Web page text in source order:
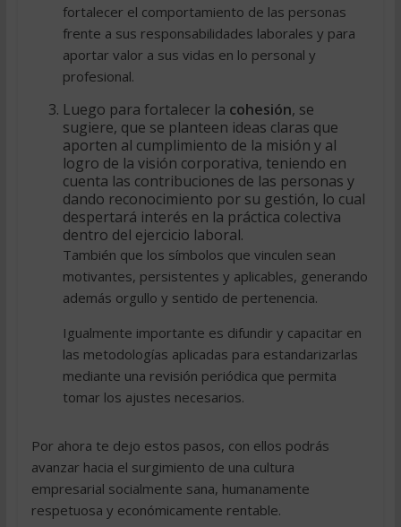
fortalecer el comportamiento de las personas
frente a sus responsabilidades laborales y para
aportar valor a sus vidas en lo personal y
profesional.
Luego para fortalecer la cohesión, se
sugiere, que se planteen ideas claras que
aporten al cumplimiento de la misión y al
logro de la visión corporativa, teniendo en
cuenta las contribuciones de las personas y
dando reconocimiento por su gestión, lo cual
despertará interés en la práctica colectiva
dentro del ejercicio laboral.
También que los símbolos que vinculen sean
motivantes, persistentes y aplicables, generando
además orgullo y sentido de pertenencia.
Igualmente importante es difundir y capacitar en
las metodologías aplicadas para estandarizarlas
mediante una revisión periódica que permita
tomar los ajustes necesarios.
Por ahora te dejo estos pasos, con ellos podrás
avanzar hacia el surgimiento de una cultura
empresarial socialmente sana, humanamente
respetuosa y económicamente rentable.